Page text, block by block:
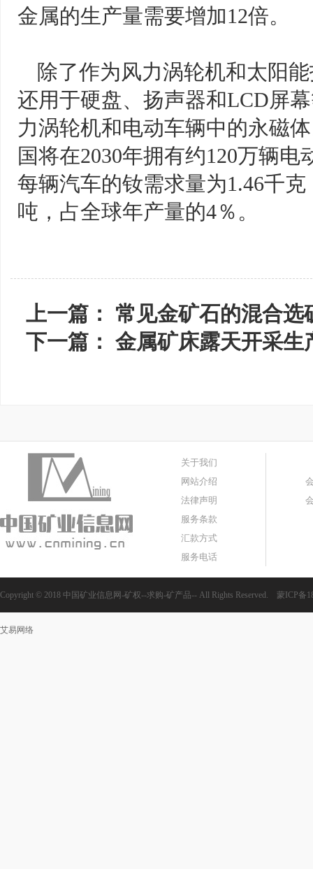
金属的生产量需要增加12倍。
除了作为风力涡轮机和太阳
还用于硬盘、扬声器和LCD屏
力涡轮机和电动车辆中的永磁
国将在2030年拥有约120万辆
每辆汽车的钕需求量为1.46千
吨，占全球年产量的4％。
上一篇： 常见金矿石的混合选
下一篇： 金属矿床露天开采生
关于我们
网站介绍
法律声明
服务条款
汇款方式
服务电话
Copyright © 2018 中国矿业信息网-矿权--求购-矿产品-- All Rights Reserved. 蒙ICP备
艾易网络